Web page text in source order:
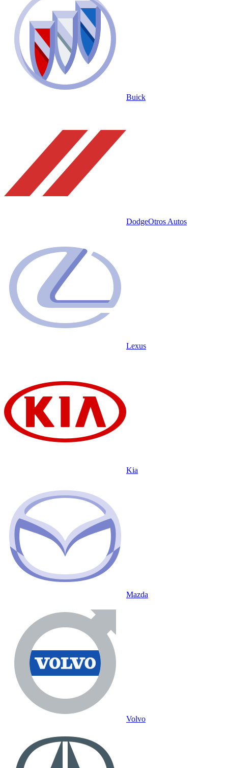
Buick
DodgeOtros Autos
Lexus
Kia
Mazda
Volvo